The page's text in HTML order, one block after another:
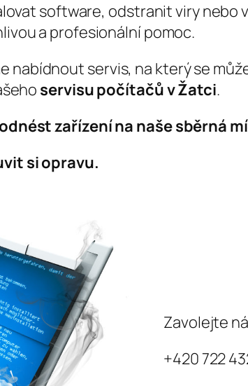
software, odstranit viry nebo
a profesionální pomoc.
nabídnout servis, na který se
servisu počítačů v Žatci.
zařízení na naše sběrná
si opravu.
Zavolejte
+420 722